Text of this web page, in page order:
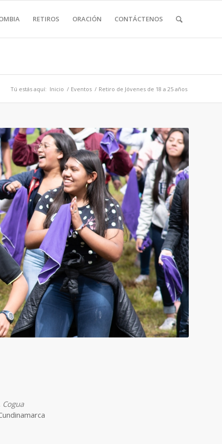
RETIROS ORACIÓN CONTÁCTENOS
Tú estás aquí: Inicio / Eventos / Retiro de Jóvenes de 18 a 25 años